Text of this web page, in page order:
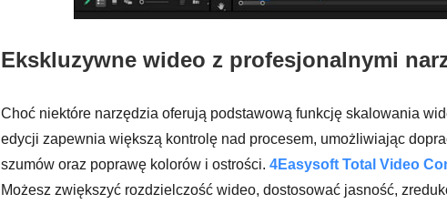
Ekskluzywne wideo z profesjonalnymi
Choć niektóre narzędzia oferują podstawową funkcję skalowania
edycji zapewnia większą kontrolę nad procesem, umożliwiając
szumów oraz poprawę kolorów i ostrości. 4Easysoft Total Video
Możesz zwiększyć rozdzielczość wideo, dostosować jasność,